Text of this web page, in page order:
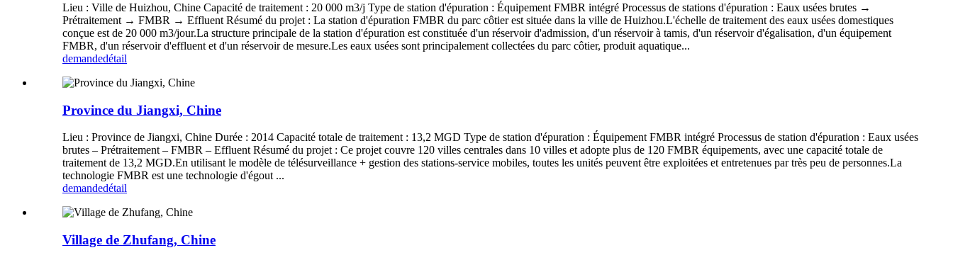
Lieu : Ville de Huizhou, Chine Capacité de traitement : 20 000 m3/j Type de station d'épuration : Équipement FMBR intégré Processus de stations d'épuration : Eaux usées brutes →
Prétraitement → FMBR → Effluent Résumé du projet : La station d'épuration FMBR du parc côtier est située dans la ville de Huizhou.L'échelle de traitement des eaux usées domestiques
conçue est de 20 000 m3/jour.La structure principale de la station d'épuration est constituée d'un réservoir d'admission, d'un réservoir à tamis, d'un réservoir d'égalisation, d'un équipement
FMBR, d'un réservoir d'effluent et d'un réservoir de mesure.Les eaux usées sont principalement collectées du parc côtier, produit aquatique...
demandedétail
Province du Jiangxi, Chine
Lieu : Province de Jiangxi, Chine Durée : 2014 Capacité totale de traitement : 13,2 MGD Type de station d'épuration : Équipement FMBR intégré Processus de station d'épuration : Eaux usées
brutes – Prétraitement – ​​FMBR – Effluent Résumé du projet : Ce projet couvre 120 villes centrales dans 10 villes et adopte plus de 120 FMBR équipements, avec une capacité totale de
traitement de 13,2 MGD.En utilisant le modèle de télésurveillance + gestion des stations-service mobiles, toutes les unités peuvent être exploitées et entretenues par très peu de personnes.La
technologie FMBR est une technologie d'égout ...
demandedétail
Village de Zhufang, Chine